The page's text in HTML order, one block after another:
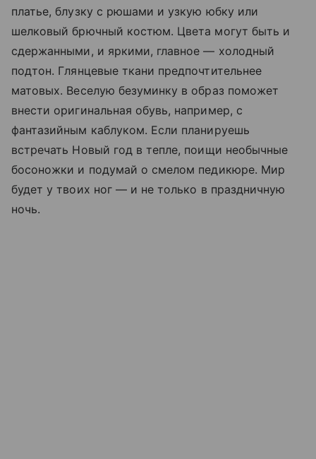
платье, блузку с рюшами и узкую юбку или
шелковый брючный костюм. Цвета могут быть и
сдержанными, и яркими, главное — холодный
подтон. Глянцевые ткани предпочтительнее
матовых. Веселую безуминку в образ поможет
внести оригинальная обувь, например, с
фантазийным каблуком. Если планируешь
встречать Новый год в тепле, поищи необычные
босоножки и подумай о смелом педикюре. Мир
будет у твоих ног — и не только в праздничную
ночь.